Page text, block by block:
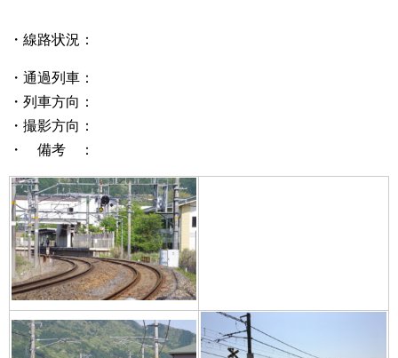
・線路状況：
・通過列車：
・列車方向：
・撮影方向：
・ 備考 ：